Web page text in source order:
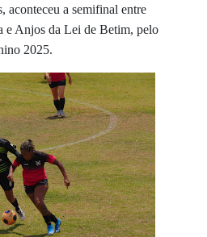
aconteceu a semifinal entre
e Anjos da Lei de Betim, pelo
2025.